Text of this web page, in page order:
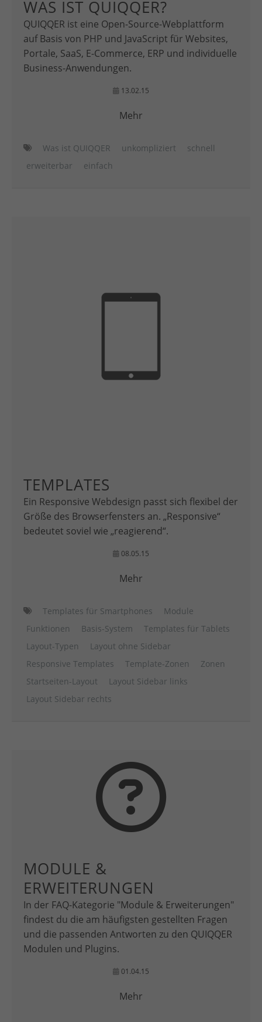
WAS IST QUIQQER?
QUIQQER ist eine Open-Source-Webplattform
auf Basis von PHP und JavaScript für Websites,
Portale, SaaS, E-Commerce, ERP und individuelle
Business-Anwendungen.
13.02.15
Mehr
Was ist QUIQQER unkompliziert
schnell
erweiterbar
einfach
TEMPLATES
Ein Responsive Webdesign passt sich flexibel der
Größe des Browserfensters an. „Responsive“
bedeutet soviel wie „reagierend“.
08.05.15
Mehr
Templates für Smartphones
Module
Funktionen
Basis-System
Templates für Tablets
Layout-Typen
Layout ohne Sidebar
Responsive Templates
Template-Zonen
Zonen
Startseiten-Layout
Layout Sidebar links
Layout Sidebar rechts
MODULE &
ERWEITERUNGEN
In der FAQ-Kategorie "Module & Erweiterungen"
findest du die am häufigsten gestellten Fragen
und die passenden Antworten zu den QUIQQER
Modulen und Plugins.
01.04.15
Mehr